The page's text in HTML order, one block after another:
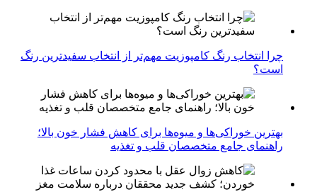
چرا انتخاب رنگ کامپوزیت مهم‌تر از انتخاب سفیدترین رنگ
است؟
بهترین خوراکی‌ها و میوه‌ها برای کاهش فشار خون بالا؛
راهنمای جامع متخصصان قلب و تغذیه